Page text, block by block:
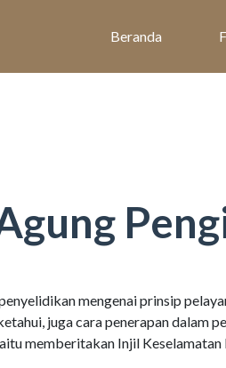
Beranda
mengenai prinsip
juga cara penerapan dalam
memberitakan Injil Keselamatan